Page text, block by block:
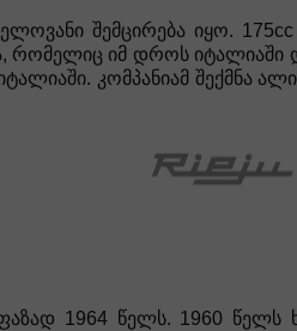
შემცირება იყო.
იმ დროს იტალიაში
კომპანიამ შექმნა
1964 წელს. 1960